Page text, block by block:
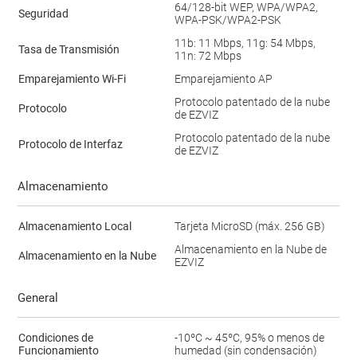
Seguridad
64/128-bit WEP, WPA/WPA2,
WPA-PSK/WPA2-PSK
Tasa de Transmisión
11b: 11 Mbps, 11g: 54 Mbps,
11n: 72 Mbps
Emparejamiento Wi-Fi
Emparejamiento AP
Protocolo
Protocolo patentado de la nube
de EZVIZ
Protocolo de Interfaz
Protocolo patentado de la nube
de EZVIZ
Almacenamiento
Almacenamiento Local Tarjeta MicroSD (máx. 256 GB)
Almacenamiento en la Nube
Almacenamiento en la Nube de
EZVIZ
General
Condiciones de
Funcionamiento
-10ºC ~ 45ºC, 95% o menos de
humedad (sin condensación)